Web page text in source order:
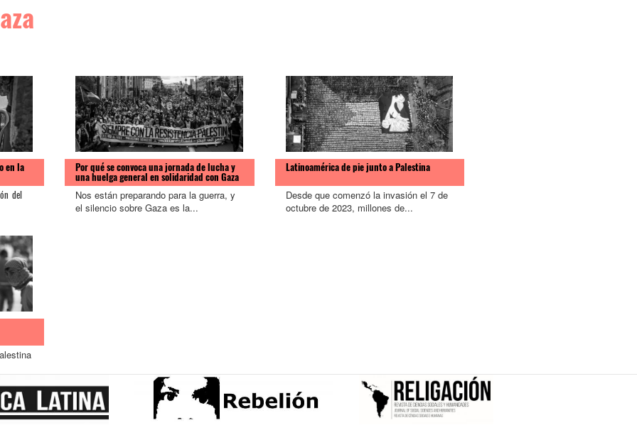
en la
del
Por qué se convoca una jornada de lucha y
una huelga general en solidaridad con Gaza
Nos están preparando para la guerra, y
el silencio sobre Gaza es la...
Latinoamérica de pie junto a Palestina
Desde que comenzó la invasión el 7 de
octubre de 2023, millones de...